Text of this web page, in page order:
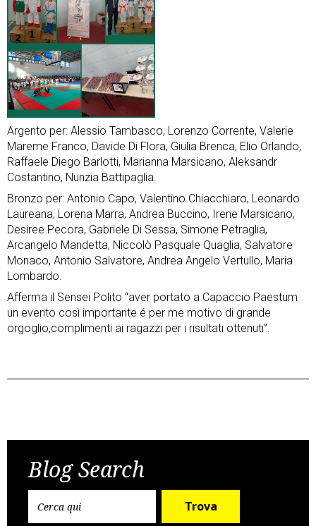
Argento per: Alessio Tambasco, Lorenzo Corrente, Valerie
Mareme Franco, Davide Di Flora, Giulia Brenca, Elio Orlando,
Raffaele Diego Barlotti, Marianna Marsicano, Aleksandr
Costantino, Nunzia Battipaglia.
Bronzo per: Antonio Capo, Valentino Chiacchiaro, Leonardo
Laureana, Lorena Marra, Andrea Buccino, Irene Marsicano,
Desiree Pecora, Gabriele Di Sessa, Simone Petraglia,
Arcangelo Mandetta, Niccolò Pasquale Quaglia, Salvatore
Monaco, Antonio Salvatore, Andrea Angelo Vertullo, Maria
Lombardo.
Afferma il Sensei Polito “aver portato a Capaccio Paestum
un evento così importante é per me motivo di grande
orgoglio,complimenti ai ragazzi per i risultati ottenuti”.
navigation
Blog Search
Trova